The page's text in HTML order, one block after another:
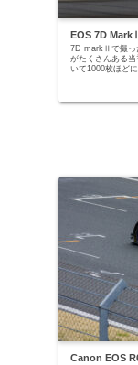
EOS 7D
7D markⅡで撮っ
がたくさんある当
いて1000枚ほど
Canon EOS